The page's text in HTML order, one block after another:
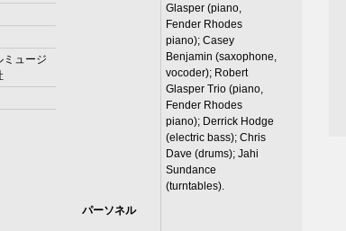
ミュージ
パーソネル
Glasper (piano,
Fender Rhodes
piano); Casey
Benjamin (saxophone,
vocoder); Robert
Glasper Trio (piano,
Fender Rhodes
piano); Derrick Hodge
(electric bass); Chris
Dave (drums); Jahi
Sundance
(turntables).